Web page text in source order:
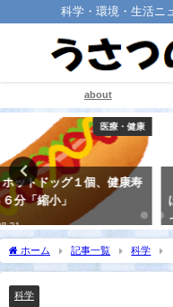
科学・環境・生活ニ
about
医療・
【科学史】「ワクチン」を作
はずの野口英世が黄熱病で亡
ホーム 記事一覧 科学
５度低くなる服」が登場！ ～体熱
科学